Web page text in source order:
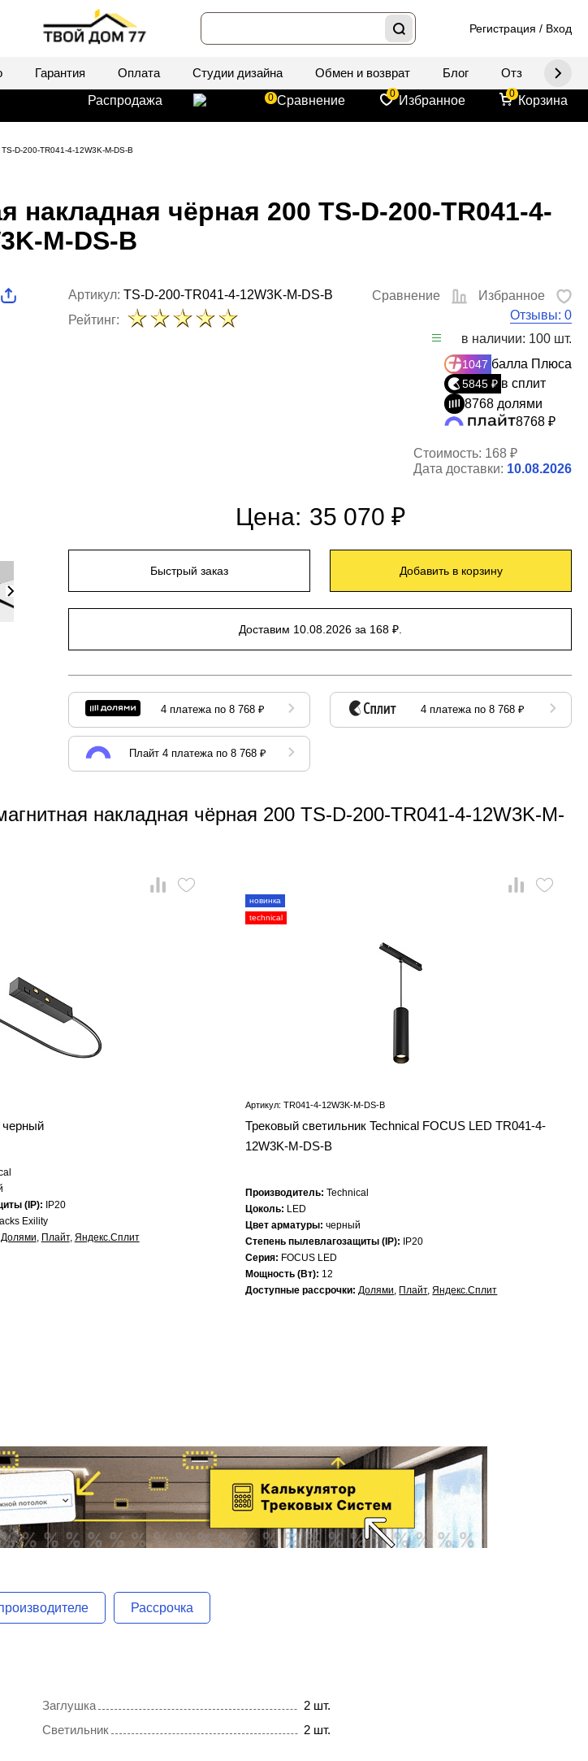
Регистрация / Вход
Гарантия Оплата Студии дизайна Обмен и возврат Блог Отзывы
Распродажа
0 Сравнение 0 Избранное 0 Корзина
D-200-TR041-4-12W3K-M-DS-B
накладная чёрная 200 TS-D-200-TR041-4-
M-DS-B
Артикул: TS-D-200-TR041-4-12W3K-M-DS-B Сравнение
Избранное
Рейтинг:
Отзывы: 0
в наличии: 100 шт.
1047 балла Плюса
5845 ₽ в сплит
8768 долями
8768 ₽
Стоимость: 168 ₽
Дата доставки: 10.08.2026
Цена: 35 070 ₽
Быстрый заказ Добавить в корзину
Доставим 10.08.2026 за 168 ₽.
4 платежа по 8 768 ₽ 4 платежа по 8 768 ₽
Плайт 4 платежа по 8 768 ₽
накладная чёрная 200 TS-D-200-TR041-4-12W3K-M-
черный
(IP):
IP20
Exility
Долями, Плайт, Яндекс.Сплит
новинка
technical
Артикул: TR041-4-12W3K-M-DS-B
Трековый светильник Technical FOCUS LED TR041-4-
12W3K-M-DS-B
Производитель:Technical
Цоколь: LED
Цвет арматуры:черный
Степень пылевлагозащиты (IP):
IP20
Серия: FOCUS LED
Мощность (Вт): 12
Доступные рассрочки:Долями, Плайт,Яндекс.Сплит
Рассрочка
Заглушка
2 шт.
Светильник 2 шт.